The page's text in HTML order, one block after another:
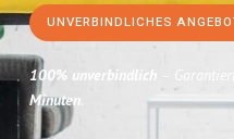
UNVERBINDLICHES
100% unverbindlich –
Minuten.